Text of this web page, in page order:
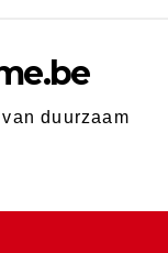
duurzaam